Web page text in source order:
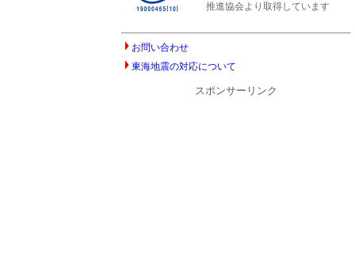
推進協会より取得しています
お問い合わせ
東海地震の対応について
スポンサーリンク